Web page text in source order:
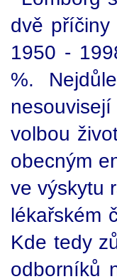
dvě příčiny
1950 -
%.
volbou
obecným
ve výskytu
lékařském
Kde tedy
odborníků